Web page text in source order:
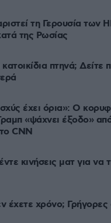
τη Γερουσία των
της Ρωσίας
πτηνά; Δείτε
έχει όρια»: Ο
«ψάχνει έξοδο»
CNN
κινήσεις ματ για να
έχετε χρόνο;